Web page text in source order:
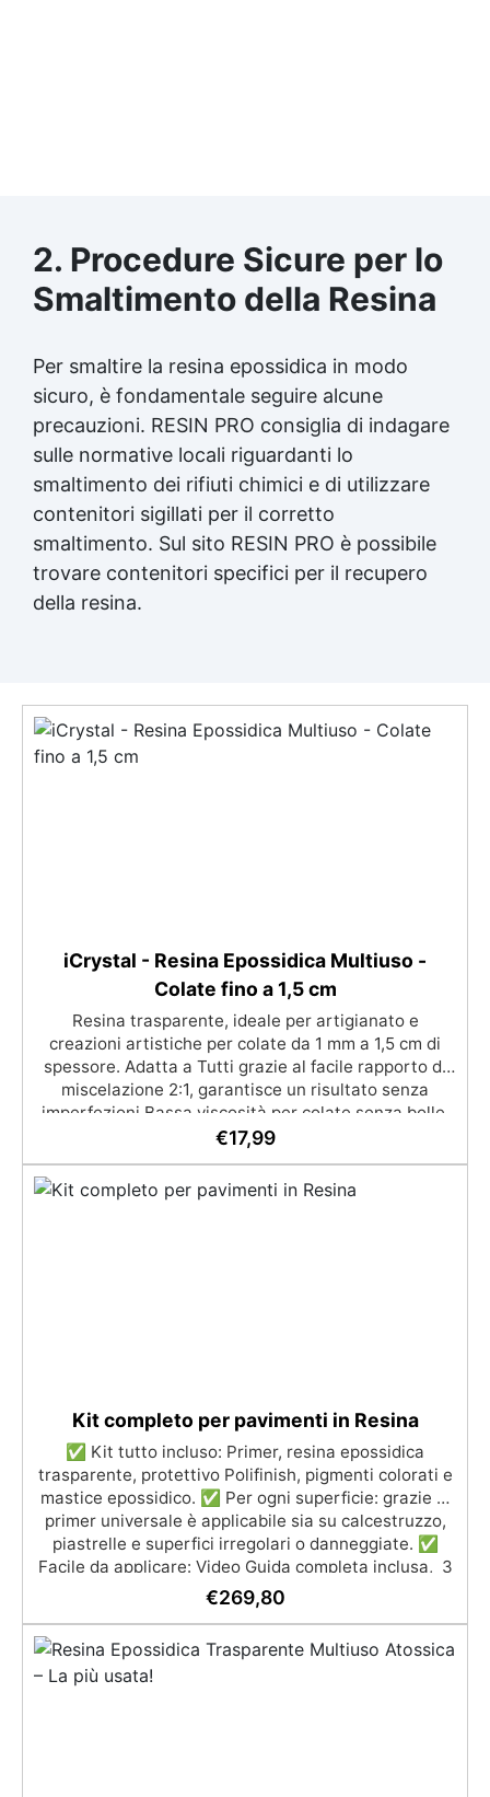
2. Procedure Sicure per lo
Smaltimento della Resina
Per smaltire la resina epossidica in modo
sicuro, è fondamentale seguire alcune
precauzioni. RESIN PRO consiglia di indagare
sulle normative locali riguardanti lo
smaltimento dei rifiuti chimici e di utilizzare
contenitori sigillati per il corretto
smaltimento. Sul sito RESIN PRO è possibile
trovare contenitori specifici per il recupero
della resina.
iCrystal - Resina Epossidica Multiuso -
Colate fino a 1,5 cm
Resina trasparente, ideale per artigianato e
creazioni artistiche per colate da 1 mm a 1,5 cm di
spessore. Adatta a Tutti grazie al facile rapporto di
miscelazione 2:1, garantisce un risultato senza
imperfezioni Bassa viscosità per colate senza bolle,
compatibile con legno, silicone, vetro, metallo e altri
per il contatto con la pelle, Bpa Free e senza Solventi
(Voc Free) Superficie lucida, autolivellante e con filtri
€17,99
Kit completo per pavimenti in Resina
✅ Kit tutto incluso: Primer, resina epossidica
trasparente, protettivo Polifinish, pigmenti colorati e
mastice epossidico. ✅ Per ogni superficie: grazie al
primer universale è applicabile sia su calcestruzzo,
piastrelle e superfici irregolari o danneggiate. ✅
Facile da applicare: Video Guida completa inclusa, 3
semplici passaggi, dalla preparazione della superficie
alla finitura protettiva antigraffio. ✅ Risultati
professionali: Sistema autolivellante, resistente ai
raggi UV, duraturo e con finitura lucida o satinata. ✅
Personalizzabile: Disponibile in kit per metrature da
€269,80